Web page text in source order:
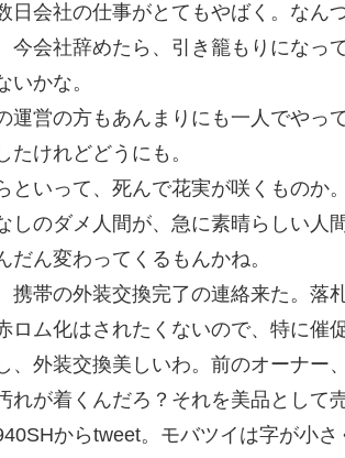
日会社の仕事がとてもやばく。なん
今会社辞めたら、引き籠もりになっ
いかな。
運営の方もあんまりにも一人でやっ
たけれどどうにも。
といって、死んで花実が咲くものか
しのダメ人間が、急に素晴らしい人
だん変わってくるもんかね。
携帯の外装交換完了の連絡来た。落
ロム化はされたくないので、特に催
、外装交換美しいわ。前のオーナー
れが着くんだろ？それを美品として
からtweet。モバツイは字が小